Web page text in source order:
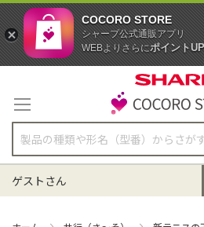
テ
ン
ツ
に
ス
キ
ッ
ゲストさん
COCORO STORE
シャープ公式通販アプリ
WEBよりさらにポイントUP